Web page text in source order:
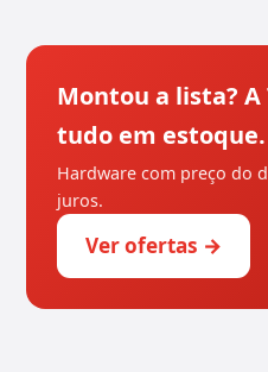
Montou a lista?
tudo em estoque.
Hardware com preço do
juros.
Ver ofertas →